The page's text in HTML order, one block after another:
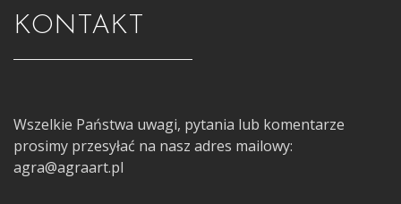
KONTAKT
Wszelkie Państwa uwagi, pytania lub komentarze
prosimy przesyłać na nasz adres mailowy:
agra@agraart.pl